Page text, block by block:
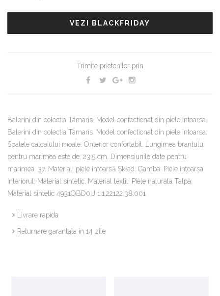
VEZI BLACKFRIDAY
Trimite prietenilor prin
Balerini din colectia Tamaris. Model confectionat din piele intoarsa.
Balerini din colectia Tamaris. Model confectionat din piele intoarsa.
Spatele calcaiului moale. Onterior confortabil. Lungimea brantului
pentru marimea este de: 23,5 cm. Dimensiunile date pentru
marimea: 37. Material: piele întoarsă Skład: Gamba: Piele intoarsa
Interiorul: Material sintetic, Material textil, Piele naturala Talpa:
Material sintetic 4931OBD0IJ 1.1.22122.38.001
Livrare rapida
Returnare garantata in 14 zile